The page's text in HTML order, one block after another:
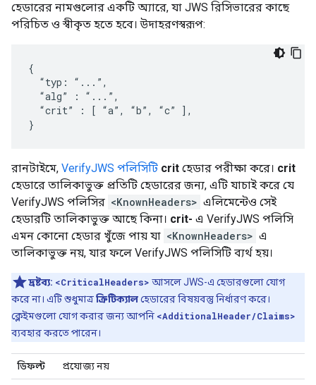
হেডারের নামগুলোর একটি অ্যারে, যা JWS রিসিভারের কাছে
পরিচিত ও স্বীকৃত হতে হবে। উদাহরণস্বরূপ:
{
  “typ: “...”,
  “alg” : “...”,
  “crit” : [ “a”, “b”, “c” ],
}
রানটাইমে, VerifyJWS পলিসিটি crit হেডার পরীক্ষা করে। crit
হেডারে তালিকাভুক্ত প্রতিটি হেডারের জন্য, এটি যাচাই করে যে
VerifyJWS পলিসির <KnownHeaders> এলিমেন্টেও সেই
হেডারটি তালিকাভুক্ত আছে কিনা। crit- এ VerifyJWS পলিসি
এমন কোনো হেডার খুঁজে পায় যা <KnownHeaders> এ
তালিকাভুক্ত নয়, যার ফলে VerifyJWS পলিসিটি ব্যর্থ হয়।
দ্রষ্টব্য: <CriticalHeaders> আসলে JWS-এ হেডারগুলো যোগ
করে না। এটি শুধুমাত্রক্রিটিক্যালহেডারের বিষয়বস্তু নির্ধারণ করে।
ক্লেইমগুলো যোগ করার জন্য আপনি <AdditionalHeader/Claims>
ব্যবহার করতে পারেন।
ডিফল্ট প্রযোজ্য নয়